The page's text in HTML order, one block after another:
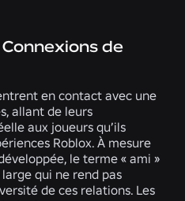
de
en contact avec une
allant de leurs
aux joueurs qu’ils
Roblox. À mesure
le terme « ami »
qui ne rend pas
de ces relations. Les